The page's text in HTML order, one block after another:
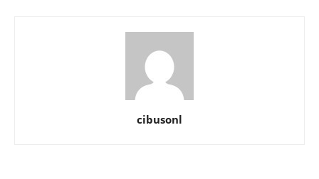
cibusonl